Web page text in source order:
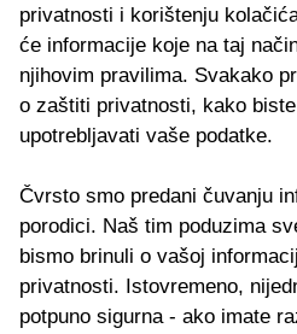
privatnosti i korištenju
će informacije koje na taj
njihovim pravilima. Svakako
o zaštiti privatnosti, kako
upotrebljavati vaše podatke.
Čvrsto smo predani čuvanju
porodici. Naš tim poduzima
bismo brinuli o vašoj
privatnosti. Istovremeno,
potpuno sigurna - ako imate